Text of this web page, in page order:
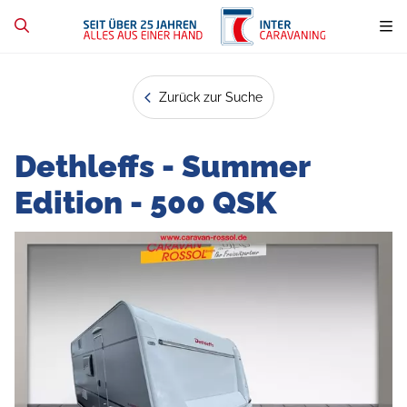
Zurück zur Suche
Dethleffs - Summer
Edition - 500 QSK